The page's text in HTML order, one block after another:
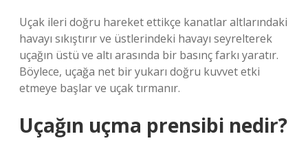
Uçak ileri doğru hareket ettikçe kanatlar altlarındaki
havayı sıkıştırır ve üstlerindeki havayı seyrelterek
uçağın üstü ve altı arasında bir basınç farkı yaratır.
Böylece, uçağa net bir yukarı doğru kuvvet etki
etmeye başlar ve uçak tırmanır.
Uçağın uçma prensibi nedir?